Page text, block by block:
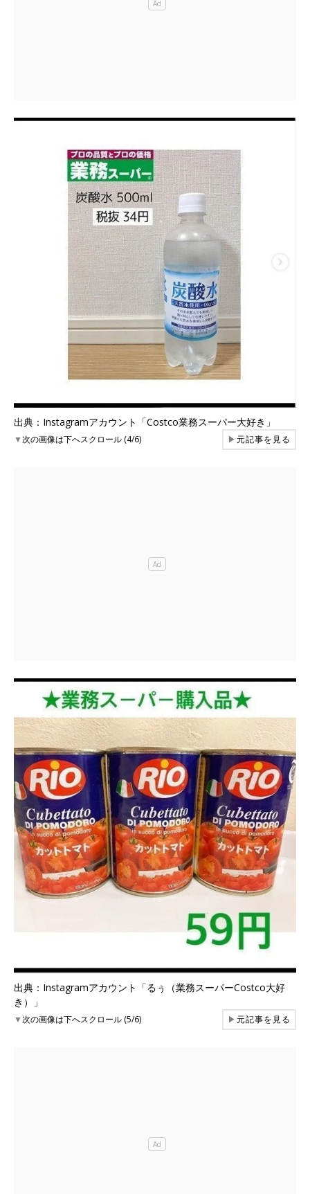
出典：Instagramアカウント「Costco業務スーパー大好き」
▼次の画像は下へスクロール (4/6) ▶元記事を見る
出典：Instagramアカウント「るぅ（業務スーパーCostco大好
き）」
▼次の画像は下へスクロール (5/6) ▶元記事を見る